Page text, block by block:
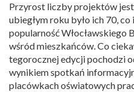
Przyrost liczby projektów
ubiegłym roku było ich 70,
popularność Włocławskiego
wśród mieszkańców. Co
tegorocznej edycji pochodzi
wynikiem spotkań
placówkach oświatowych